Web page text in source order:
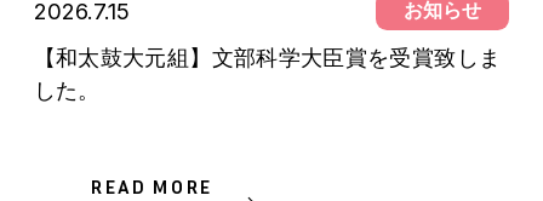
2026.7.15 お知らせ
【和太鼓大元組】文部科学大臣賞を受賞致しま
した。
READ MORE